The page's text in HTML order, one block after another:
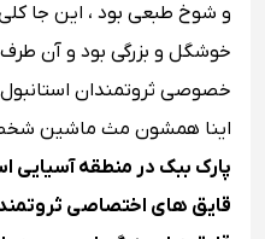
و شوخ طبعی بود ، این جا
خوشگل و بزرگی بود و آن
خصوصی ثروتمندان
اینا همشون مث ماشین
پارک ببک در منطقه آسیایی
قایق های اختصاصی